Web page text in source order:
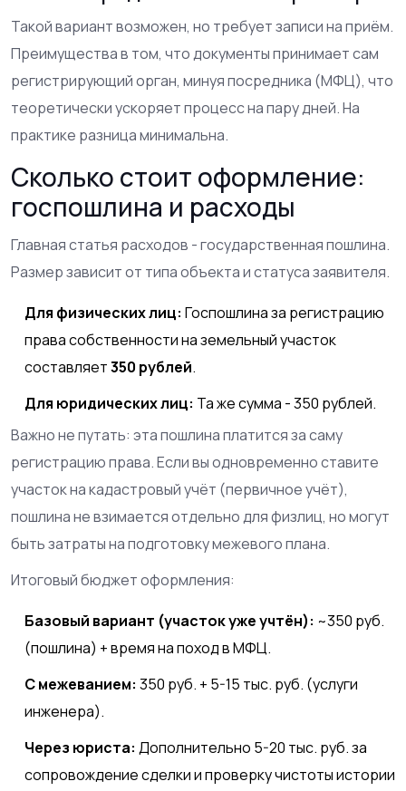
Такой вариант возможен, но требует записи на приём.
Преимущества в том, что документы принимает сам
регистрирующий орган, минуя посредника (МФЦ), что
теоретически ускоряет процесс на пару дней. На
практике разница минимальна.
Сколько стоит оформление:
госпошлина и расходы
Главная статья расходов - государственная пошлина.
Размер зависит от типа объекта и статуса заявителя.
Для физических лиц: Госпошлина за регистрацию
права собственности на земельный участок
составляет350 рублей.
Для юридических лиц: Та же сумма - 350 рублей.
Важно не путать: эта пошлина платится за саму
регистрацию права. Если вы одновременно ставите
участок на кадастровый учёт (первичное учёт),
пошлина не взимается отдельно для физлиц, но могут
быть затраты на подготовку межевого плана.
Итоговый бюджет оформления:
Базовый вариант (участок уже учтён): ~350 руб.
(пошлина) + время на поход в МФЦ.
С межеванием: 350 руб. + 5-15 тыс. руб. (услуги
инженера).
Через юриста: Дополнительно 5-20 тыс. руб. за
сопровождение сделки и проверку чистоты истории